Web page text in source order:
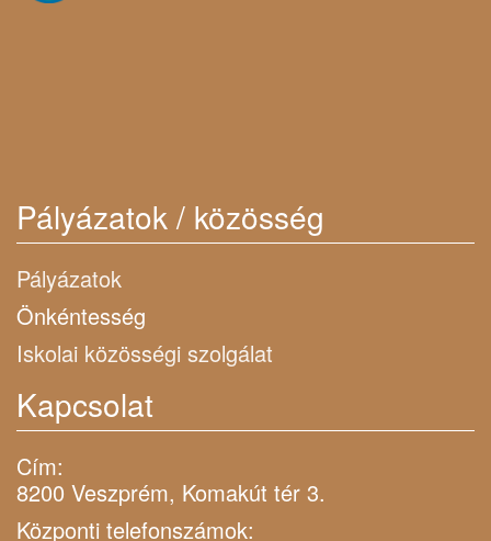
Pályázatok / közösség
Pályázatok
Önkéntesség
Iskolai közösségi szolgálat
Kapcsolat
Cím:
8200 Veszprém, Komakút tér 3.
Központi telefonszámok: